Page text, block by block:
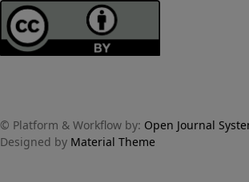
© Platform & Workflow by: Open Journal
Designed by Material Theme